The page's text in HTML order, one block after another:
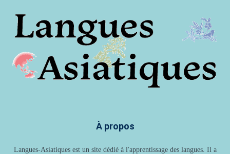
À propos
Langues-Asiatiques est un site dédié à l'apprentissage des langues. Il a